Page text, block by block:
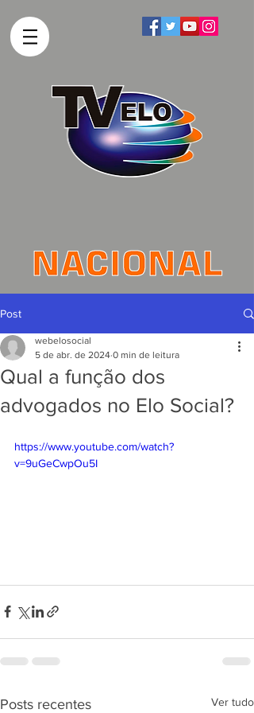
Post
Qual a função dos
advogados no Elo Social?
webelosocial
5 de abr. de 2024 0 min de leitura
https://www.youtube.com/watch?
v=9uGeCwpOu5I
Posts recentes Ver tudo